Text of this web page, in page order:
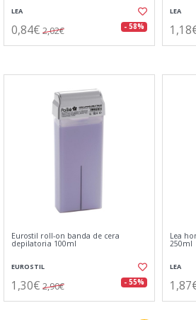
LEA
0,84€ 2,02€ - 58%
LEA
Eurostil roll-on banda de cera
depilatoria 100ml
EUROSTIL
1,30€ 2,90€ - 55%
Lea
250ml
LEA